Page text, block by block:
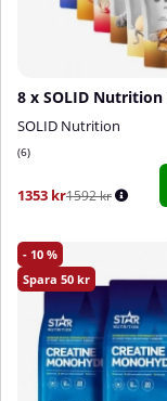
SOLID Nutrition
6
1353 kr1592 kr
10
50